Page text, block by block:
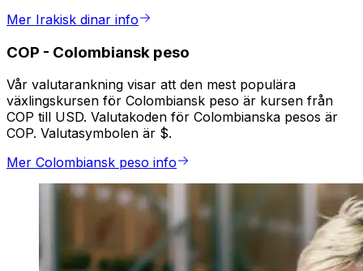
Mer Irakisk dinar info
COP - Colombiansk peso
Vår valutarankning visar att den mest populära
växlingskursen för Colombiansk peso är kursen från
COP till USD. Valutakoden för Colombianska pesos är
COP. Valutasymbolen är $.
Mer Colombiansk peso info